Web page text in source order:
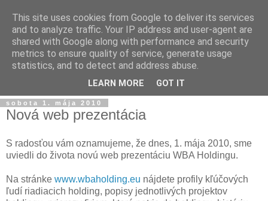
sobota 1. mája 2010
Nová web prezentácia
S radosťou vám oznamujeme, že dnes, 1. mája 2010, sme
uviedli do života novú web prezentáciu WBA Holdingu.
Na stránke www.wbaholding.eu nájdete profily kľúčových
ľudí riadiacich holding, popisy jednotlivých projektov
This site uses cookies from Google to deliver its services
and to analyze traffic. Your IP address and user-agent are
shared with Google along with performance and security
metrics to ensure quality of service, generate usage
statistics, and to detect and address abuse.
LEARN MORE GOT IT